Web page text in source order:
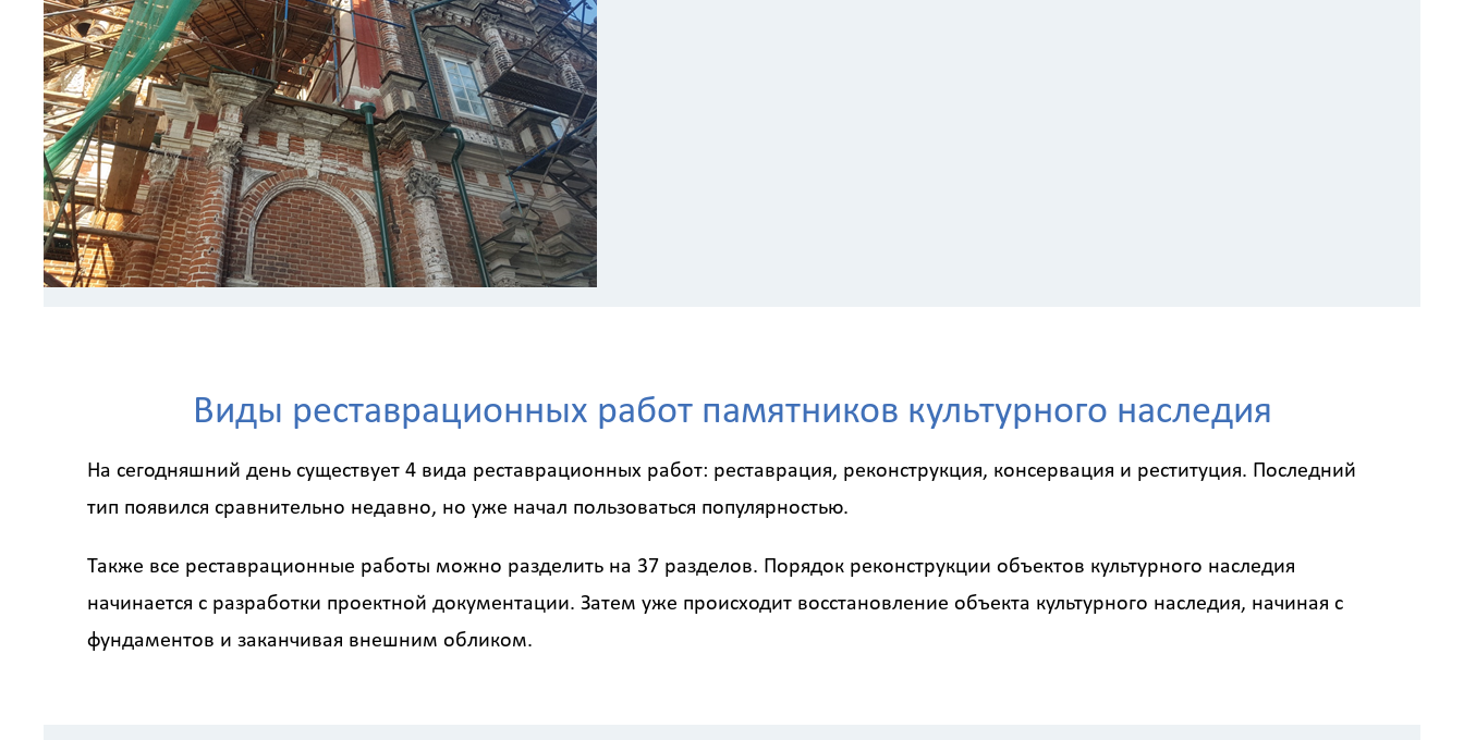
Виды реставрационных работ памятников культурного наследия
На сегодняшний день существует 4 вида реставрационных работ: реставрация, реконструкция, консервация и реституция. Последний
тип появился сравнительно недавно, но уже начал пользоваться популярностью.
Также все реставрационные работы можно разделить на 37 разделов. Порядок реконструкции объектов культурного наследия
начинается с разработки проектной документации. Затем уже происходит восстановление объекта культурного наследия, начиная с
фундаментов и заканчивая внешним обликом.